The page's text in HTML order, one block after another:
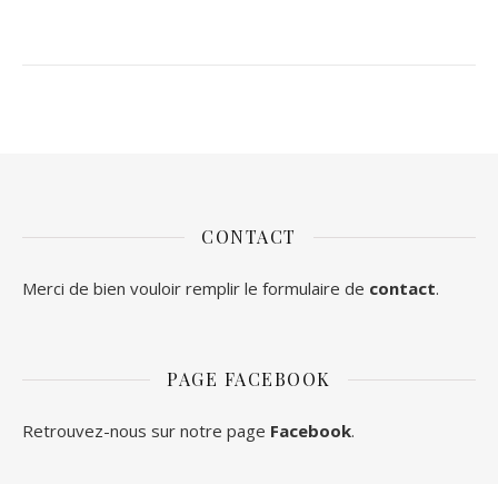
CONTACT
Merci de bien vouloir remplir le formulaire de contact.
PAGE FACEBOOK
Retrouvez-nous sur notre page Facebook.